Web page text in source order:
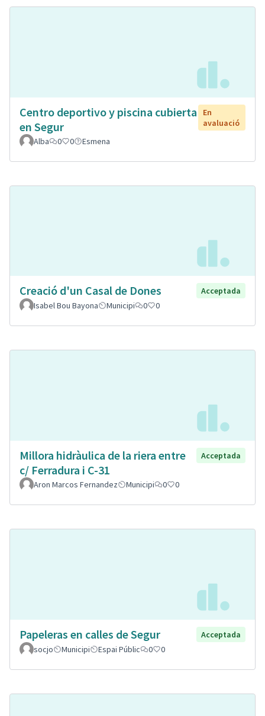
Centro deportivo y piscina cubierta
en Segur
En
avaluació
Alba
0 0 Esmena
Creació d'un Casal de Dones
Acceptada
Isabel Bou Bayona
Municipi 0 0
Millora hidràulica de la riera entre
c/ Ferradura i C-31
Acceptada
Aron Marcos Fernandez Municipi 0 0
Papeleras en calles de Segur
Acceptada
socjo
Municipi Espai Públic 0 0